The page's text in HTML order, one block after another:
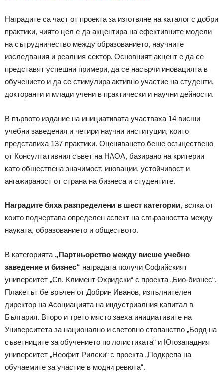
Наградите са част от проекта за изготвяне на каталог с добри
практики, чиято цел е да акцентира на ефективните модели
на сътрудничество между образованието, научните
изследвания и реалния сектор. Основният акцент е да се
представят успешни примери, да се насърчи иновацията в
обучението и да се стимулира активно участие на студенти,
докторанти и млади учени в практически и научни дейности.
В първото издание на инициативата участваха 14 висши
учебни заведения и четири научни институции, които
представиха 137 практики. Оценяването беше осъществено
от Консултативния съвет на НАОА, базирано на критерии
като обществена значимост, иновации, устойчивост и
ангажираност от страна на бизнеса и студентите.
Наградите бяха разпределени в шест категории, всяка от
които подчертава определен аспект на свързаността между
науката, образованието и обществото.
В категорията „Партньорство между висше учебно
заведение и бизнес“ наградата получи Софийският
университет „Св. Климент Охридски“ с проекта „Био-бизнес“.
Плакетът бе връчен от Добрин Иванов, изпълнителен
директор на Асоциацията на индустриалния капитал в
България. Второ и трето място заеха инициативите на
Университета за национално и световно стопанство „Борд на
съветниците за обучението по логистиката“ и Югозападния
университет „Неофит Рилски“ с проекта „Подкрепа на
обучаемите за участие в модни ревюта“.